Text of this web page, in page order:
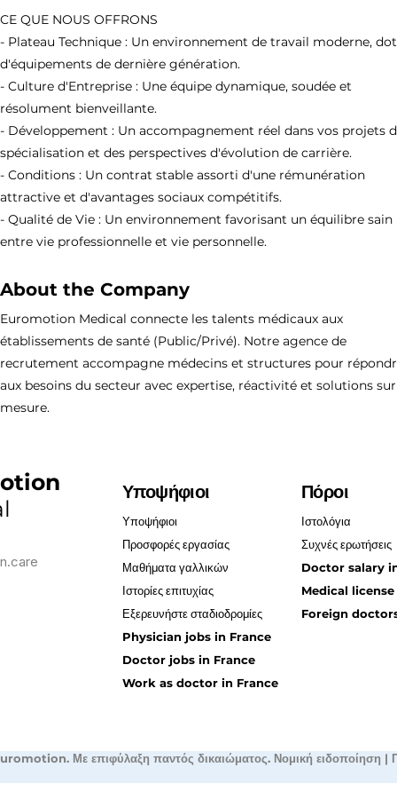
CE QUE NOUS OFFRONS
- Plateau Technique : Un environnement de travail moderne,
d'équipements de dernière génération.
- Culture d'Entreprise : Une équipe dynamique, soudée et
résolument bienveillante.
- Développement : Un accompagnement réel dans vos projets
spécialisation et des perspectives d'évolution de carrière.
- Conditions : Un contrat stable assorti d'une rémunération
attractive et d'avantages sociaux compétitifs.
- Qualité de Vie : Un environnement favorisant un équilibre sain
entre vie professionnelle et vie personnelle.
About the Company
Euromotion Medical connecte les talents médicaux aux
établissements de santé (Public/Privé). Notre agence de
recrutement accompagne médecins et structures pour
aux besoins du secteur avec expertise, réactivité et solutions sur
mesure.
Υποψήφιοι
Υποψήφιοι
Προσφορές εργασίας
Μαθήματα γαλλικών
Ιστορίες επιτυχίας
Εξερευνήστε σταδιοδρομίες
Physician jobs in France
Doctor jobs in France
Work as doctor in France
Πόροι
Ιστολόγια
Συχνές ερωτήσεις
Doctor salary
Medical
Foreign
Με επιφύλαξη παντός δικαιώματος. Νομική ειδοποίηση |